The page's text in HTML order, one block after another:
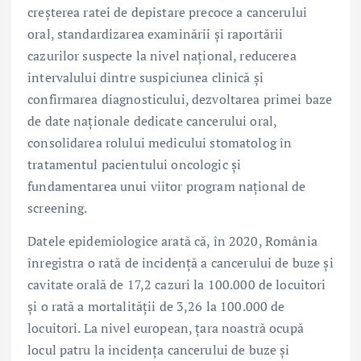
creșterea ratei de depistare precoce a cancerului
oral, standardizarea examinării și raportării
cazurilor suspecte la nivel național, reducerea
intervalului dintre suspiciunea clinică și
confirmarea diagnosticului, dezvoltarea primei baze
de date naționale dedicate cancerului oral,
consolidarea rolului medicului stomatolog în
tratamentul pacientului oncologic și
fundamentarea unui viitor program național de
screening.
Datele epidemiologice arată că, în 2020, România
înregistra o rată de incidență a cancerului de buze și
cavitate orală de 17,2 cazuri la 100.000 de locuitori
și o rată a mortalității de 3,26 la 100.000 de
locuitori. La nivel european, țara noastră ocupă
locul patru la incidența cancerului de buze și